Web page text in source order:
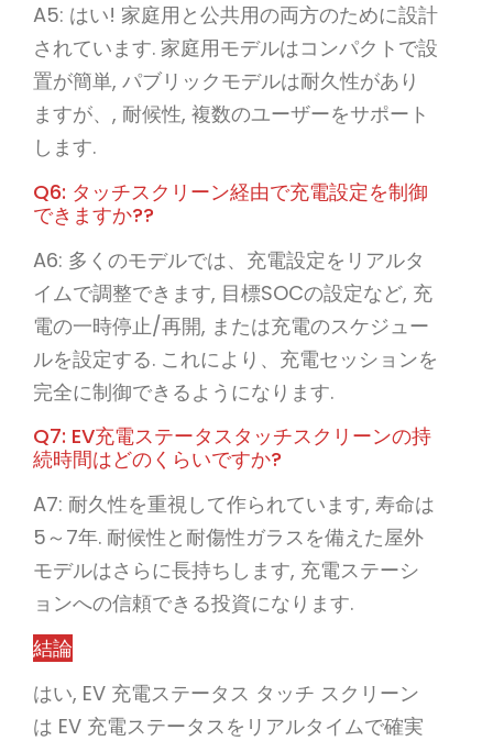
A5: はい! 家庭用と公共用の両方のために設計
されています. 家庭用モデルはコンパクトで設
置が簡単, パブリックモデルは耐久性があり
ますが、, 耐候性, 複数のユーザーをサポート
します.
Q6: タッチスクリーン経由で充電設定を制御
できますか??
A6: 多くのモデルでは、充電設定をリアルタ
イムで調整できます, 目標SOCの設定など, 充
電の一時停止/再開, または充電のスケジュー
ルを設定する. これにより、充電セッションを
完全に制御できるようになります.
Q7: EV充電ステータスタッチスクリーンの持
続時間はどのくらいですか?
A7: 耐久性を重視して作られています, 寿命は
5～7年. 耐候性と耐傷性ガラスを備えた屋外
モデルはさらに長持ちします, 充電ステーシ
ョンへの信頼できる投資になります.
結論
はい, EV 充電ステータス タッチ スクリーン
は EV 充電ステータスをリアルタイムで確実